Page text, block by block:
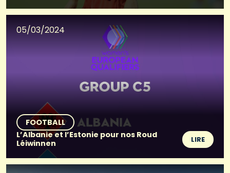
05/03/2024
FOOTBALL
L’Albanie et l’Estonie pour nos Roud
Léiwinnen
LIRE